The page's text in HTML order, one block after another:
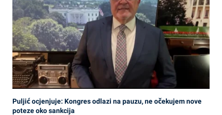
Puljić ocjenjuje: Kongres odlazi na pauzu, ne očekujem nove
poteze oko sankcija